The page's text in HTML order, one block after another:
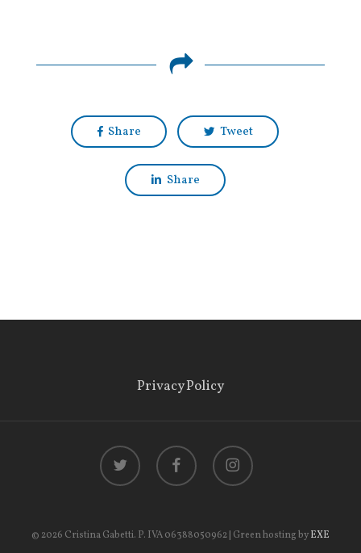
Share Tweet
Share
Privacy Policy
twitter facebook instagram
© 2026 Cristina Gabetti. P. IVA 06388050962 | Green hosting byEXE